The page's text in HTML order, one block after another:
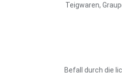
Teigwaren,
Befall durch die